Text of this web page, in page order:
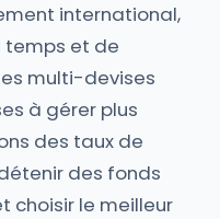
international,
temps et de
multi-devises
à gérer plus
des taux de
des fonds
choisir le meilleur